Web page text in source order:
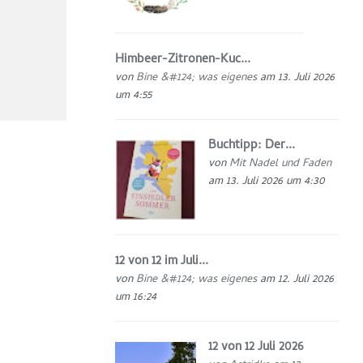
Himbeer-Zitronen-Kuc...
vonBine &#124; was eigenesam 13. Juli 2026
um 4:55
Buchtipp: Der...
vonMit Nadel und Faden
am 13. Juli 2026 um 4:30
12 von 12 im Juli...
vonBine &#124; was eigenesam 12. Juli 2026
um 16:24
12 von 12 Juli 2026